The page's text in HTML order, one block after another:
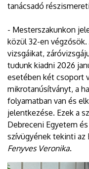
tanácsadó
- Mesterszakunkon
közül 32-en
vizsgáikat,
tudunk kiadni 2026
esetében két csoport
mikrotanúsítványt, a
folyamatban van és
jelentkezése. Ezek a
Debreceni Egyetem
szívügyének tekinti az
Fenyves Veronika.